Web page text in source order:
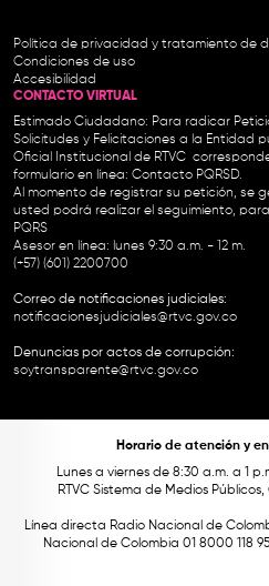
Política de privacidad y tratamiento de
Condiciones de uso
Accesibilidad
CONTACTO VIRTUAL
Estimado Ciudadano: Para radicar
Solicitudes y Felicitaciones a la Entidad
Oficial Institucional de RTVC
formulario en línea: Contacto PQRSD.
Al momento de registrar su petición, se
usted podrá realizar el seguimiento,
PQRS
Asesor en línea: lunes 9:30 a.m. - 12 m.
(+57) (601) 2200700
Correo de notificaciones judiciales:
notificacionesjudiciales@rtvc.gov.co
Denuncias por actos de corrupción:
soytransparente@rtvc.gov.co
Horario de atención y
Lunes a viernes de 8:30 a.m. a 1
RTVC Sistema de Medios
Línea directa Radio Nacional de
Nacional de Colombia 01 8000 118